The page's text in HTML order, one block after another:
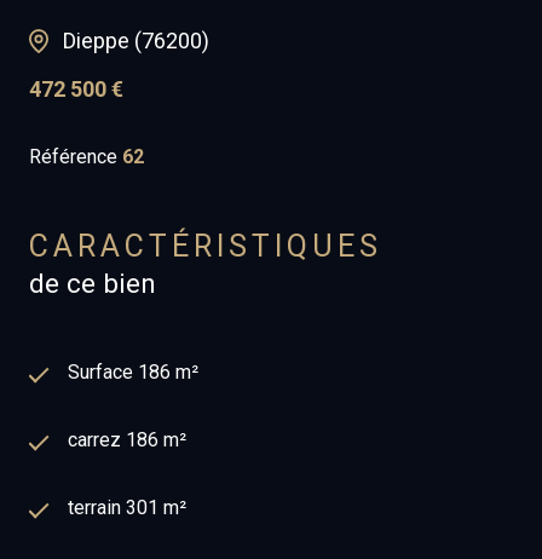
Dieppe (76200)
472 500 €
Référence 62
CARACTÉRISTIQUES
de ce bien
Surface 186 m²
carrez 186 m²
terrain 301 m²